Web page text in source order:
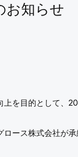
お知らせ
を目的として、
ース株式会社が